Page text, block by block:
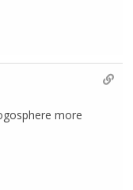
more